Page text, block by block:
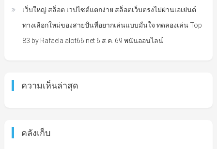
เว็บใหญ่ สล็อต เวปไซต์แตกง่าย สล็อตเว็บตรงไม่ผ่านเอเย่นต์
ทางเลือกใหม่ของสายปั่นที่อยากเล่นแบบมั่นใจ ทดลองเล่น Top
83 by Rafaela alot66.net 6 ส.ค. 69 พนันออนไลน์
ความเห็นล่าสุด
คลังเก็บ